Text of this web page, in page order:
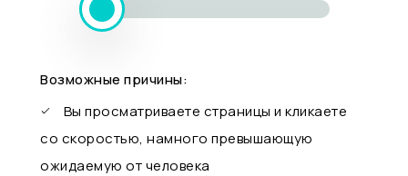
Возможные причины:
Вы просматриваете страницы и кликаете
со скоростью, намного превышающую
ожидаемую от человека